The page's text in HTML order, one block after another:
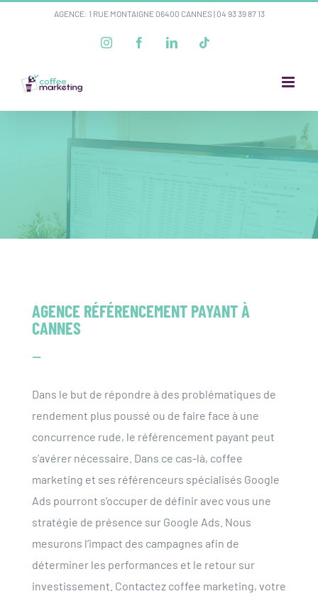
AGENCE: 1 RUE MONTAIGNE 06400 CANNES | 04 93 39 87 13
InstagramFacebookLinkedIn
AGENCE RÉFÉRENCEMENT PAYANT À
CANNES
–
Dans le but de répondre à des problématiques de
rendement plus poussé ou de faire face à une
concurrence rude, le référencement payant peut
s’avérer nécessaire. Dans ce cas-là, coffee
marketing et ses référenceurs spécialisés Google
Ads pourront s’occuper de définir avec vous une
stratégie de présence sur Google Ads. Nous
mesurons l’impact des campagnes afin de
déterminer les performances et le retour sur
investissement. Contactez coffee marketing, votre